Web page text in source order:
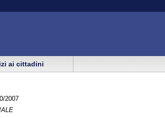
ai cittadini
2007